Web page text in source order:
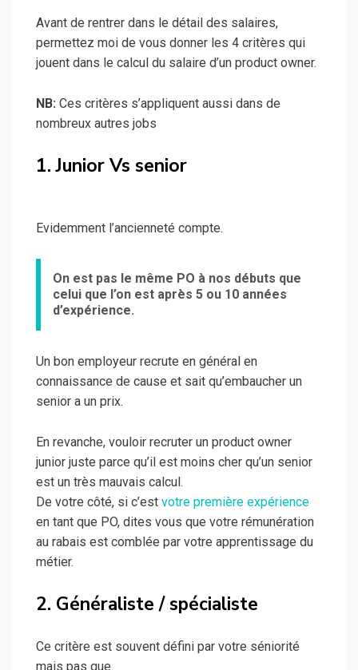
Avant de rentrer dans le détail des salaires,
permettez moi de vous donner les 4 critères qui
jouent dans le calcul du salaire d’un product owner.
NB: Ces critères s’appliquent aussi dans de
nombreux autres jobs
1. Junior Vs senior
Evidemment l’ancienneté compte.
On est pas le même PO à nos débuts que
celui que l’on est après 5 ou 10 années
d’expérience.
Un bon employeur recrute en général en
connaissance de cause et sait qu’embaucher un
senior a un prix.
En revanche, vouloir recruter un product owner
junior juste parce qu’il est moins cher qu’un senior
est un très mauvais calcul.
De votre côté, si c’est votre première expérience
en tant que PO, dites vous que votre rémunération
au rabais est comblée par votre apprentissage du
métier.
2. Généraliste / spécialiste
Ce critère est souvent défini par votre séniorité
mais pas que.